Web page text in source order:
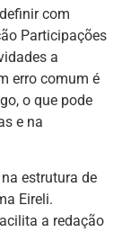
com
Participações
a
erro comum é
o que pode
e na
estrutura de
Eireli.
a redação